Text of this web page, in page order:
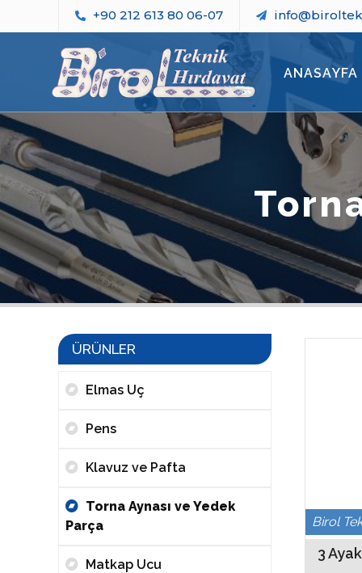
+90 212 613 80 06-07
ANASAYFA
ÜRÜNLER
Elmas Uç
Pens
Klavuz ve Pafta
Torna Aynası ve Yedek
Parça
Matkap Ucu
Birol
3